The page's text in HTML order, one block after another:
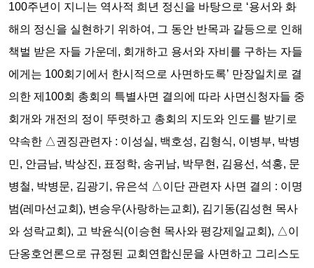
100주년이 지니는 역사적 희년 정신을 바탕으로 ‘용서와 화
해의 정신을 실현하기 위하여, 그 동안 반목과 갈등으로 인해
책벌 받은 자들 가운데, 회개하고 용서와 자비를 구하는 자들
에게는 100회기에서 한시적으로 사면하도록’ 만장일치로 결
의한 제100회 총회의 특별사면 결의에 따라 사면신청자들 중
회개와 개전의 정이 뚜렷하고 총회의 지도와 인도를 받기로
약속한 △권징관련자 : 이성실, 백호성, 김형식, 이병부, 박병
민, 안금남, 박상진, 표정학, 송귀남, 박무현, 김용선, 석홍, 문
병철, 박병문, 김광기, 유은석 △이단 관련자 사면 결의 : 이명
범(레마선교회), 변승우(사랑하는교회), 김기동(김성현 목사
와 성락교회), 고 박윤식(이승현 목사와 평강제일교회), △이
단옹호언론으로 규정된 교회연합신문을 사면하고 그리스도